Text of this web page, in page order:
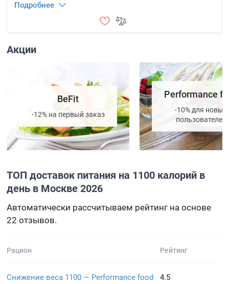
Подробнее
Акции
BeFit
-12% на первый заказ
Performance
-10% для новых
пользователей
ТОП доставок питания на 1100 калорий в
день в Москве 2026
Автоматически рассчитываем рейтинг на основе
22 отзывов.
Рацион Рейтинг
Снижение веса 1100 — Performance food 4.5